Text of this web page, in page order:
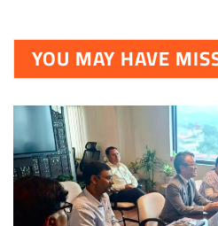
YOU MAY HAVE